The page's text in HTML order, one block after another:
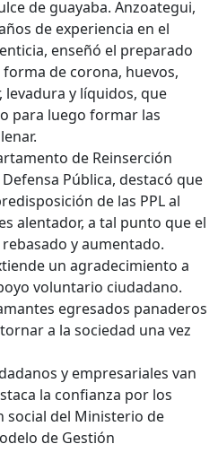
de guayaba. Anzoategui,
de experiencia en el
enseñó el preparado
de corona, huevos,
levadura y líquidos, que
para luego formar las
de Reinserción
Pública, destacó que
de las PPL al
alentador, a tal punto que el
y aumentado.
un agradecimiento a
voluntario ciudadano.
egresados panaderos
a la sociedad una vez
y empresariales van
la confianza por los
social del Ministerio de
de Gestión